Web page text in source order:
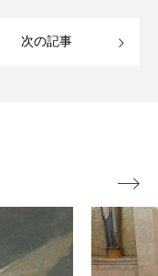
次の記事
